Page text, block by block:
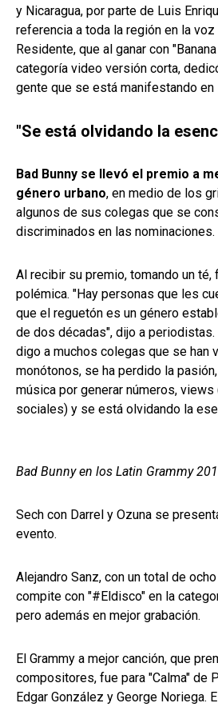
y Nicaragua, por parte de Luis
referencia a toda la región en la
Residente, que al ganar con
categoría video versión corta,
gente que se está manifestando en
"Se está olvidando la
Bad Bunny se llevó el premio a
género urbano, en medio de los
algunos de sus colegas que se
discriminados en las nominaciones.
Al recibir su premio, tomando un
polémica. "Hay personas que les
que el reguetón es un género
de dos décadas", dijo a
digo a muchos colegas que se han
monótonos, se ha perdido la
música por generar números,
sociales) y se está olvidando la
Bad Bunny en los Latin Grammy
Sech con Darrel y Ozuna se
evento.
Alejandro Sanz, con un total de
compite con "#Eldisco" en la
pero además en mejor grabación.
El Grammy a mejor canción, que
compositores, fue para "Calma" de
Edgar González y George Noriega.